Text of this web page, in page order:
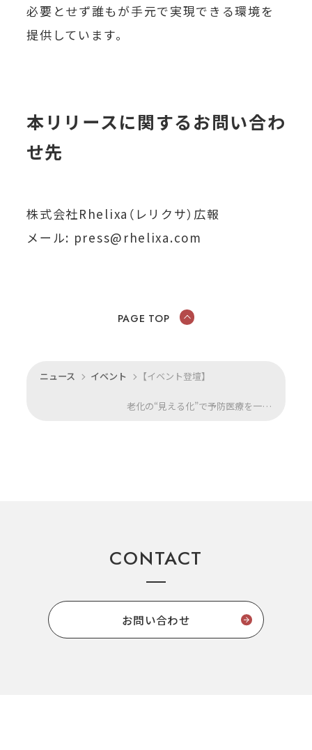
必要とせず誰もが手元で実現できる環境を
提供しています。
本リリースに関するお問い合わ
せ先
株式会社Rhelixa（レリクサ）広報
メール: press@rhelixa.com
ニュース イベント 【イベント登壇】
老化の“見える化”で予防医療を一歩先へ。株式会社Rhelixa、国内最大級の予防医療イベント「YOBO万博2025」ヘルスケアピッチにて『審査員賞』を受賞
PAGE TOP
CONTACT
お問い合わせ